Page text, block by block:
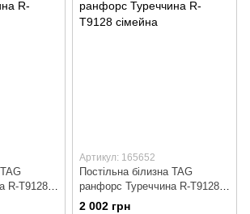
R-T9128
Артикул: 165652
Постільна білизна TAG
ранфорс Туреччина R-T9128
сімейна
2 002 грн